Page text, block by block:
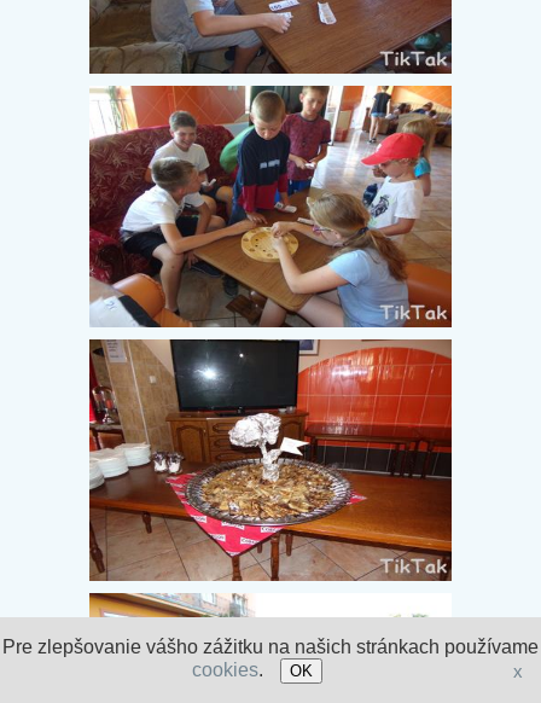
Pre zlepšovanie vášho zážitku na našich stránkach používame
cookies. OK x